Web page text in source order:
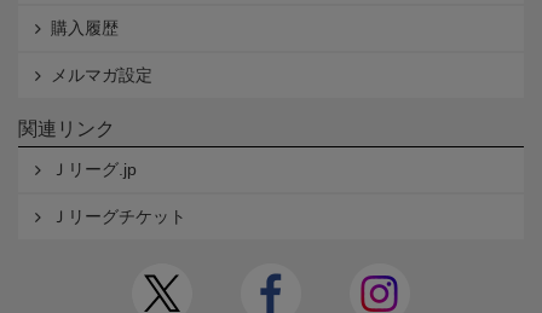
購入履歴
メルマガ設定
関連リンク
Ｊリーグ.jp
Ｊリーグチケット